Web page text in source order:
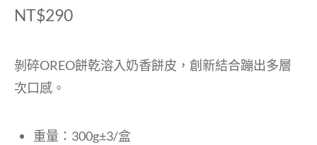
NT$290
剝碎OREO餅乾溶入奶香餅皮，創新結合蹦出多層
次口感。
重量：300g±3/盒